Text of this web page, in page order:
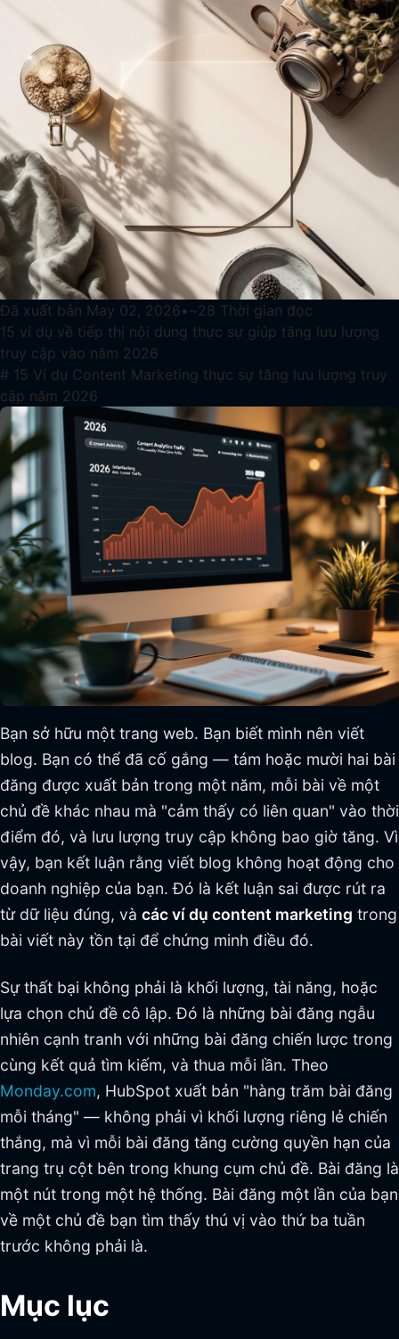
Đã xuất bản May 02, 2026• ~28 Thời gian đọc
15 ví dụ về tiếp thị nội dung thực sự giúp tăng lưu lượng
truy cập vào năm 2026
# 15 Ví dụ Content Marketing thực sự tăng lưu lượng truy
cập năm 2026
Bạn sở hữu một trang web. Bạn biết mình nên viết
blog. Bạn có thể đã cố gắng — tám hoặc mười hai bài
đăng được xuất bản trong một năm, mỗi bài về một
chủ đề khác nhau mà "cảm thấy có liên quan" vào thời
điểm đó, và lưu lượng truy cập không bao giờ tăng. Vì
vậy, bạn kết luận rằng viết blog không hoạt động cho
doanh nghiệp của bạn. Đó là kết luận sai được rút ra
từ dữ liệu đúng, và các ví dụ content marketing trong
bài viết này tồn tại để chứng minh điều đó.
Sự thất bại không phải là khối lượng, tài năng, hoặc
lựa chọn chủ đề cô lập. Đó là những bài đăng ngẫu
nhiên cạnh tranh với những bài đăng chiến lược trong
cùng kết quả tìm kiếm, và thua mỗi lần. Theo
Monday.com, HubSpot xuất bản "hàng trăm bài đăng
mỗi tháng" — không phải vì khối lượng riêng lẻ chiến
thắng, mà vì mỗi bài đăng tăng cường quyền hạn của
trang trụ cột bên trong khung cụm chủ đề. Bài đăng là
một nút trong một hệ thống. Bài đăng một lần của bạn
về một chủ đề bạn tìm thấy thú vị vào thứ ba tuần
trước không phải là.
Mục lục